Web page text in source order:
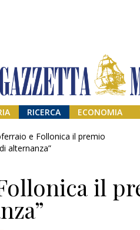
RICERCA ECONOMIA
e Follonica il premio
alternanza”
il